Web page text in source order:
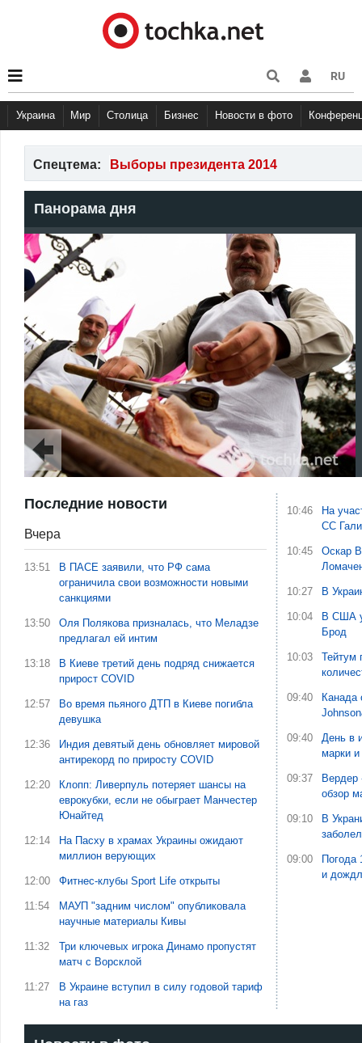
RU
Украина Мир Столица Бизнес Новости в фото
Спецтема: Выборы президента 2014
Панорама дня
Последние новости
Вчера
13:51
В ПАСЕ заявили, что РФ сама
ограничила свои возможности новыми
санкциями
13:50
Оля Полякова призналась, что Меладзе
предлагал ей интим
13:18
В Киеве третий день подряд снижается
прирост COVID
12:57
Во время пьяного ДТП в Киеве погибла
девушка
12:36
Индия девятый день обновляет мировой
антирекорд по приросту COVID
12:20
Клопп: Ливерпуль потеряет шансы на
еврокубки, если не обыграет Манчестер
Юнайтед
12:14
На Пасху в храмах Украины ожидают
миллион верующих
12:00 Фитнес-клубы Sport Life открыты
11:54
МАУП "задним числом" опубликовала
научные материалы Кивы
11:32
Три ключевых игрока Динамо пропустят
матч с Ворсклой
11:27
В Украине вступил в силу годовой тариф
на газ
10:46
На
СС
10:45
Оскар
10:27 В
10:04
В США
Брод
10:03
Тейтум
09:40
Канада
09:40
День в
марки и
09:37
Вердер
обзор
09:10
В
09:00
Погода
и